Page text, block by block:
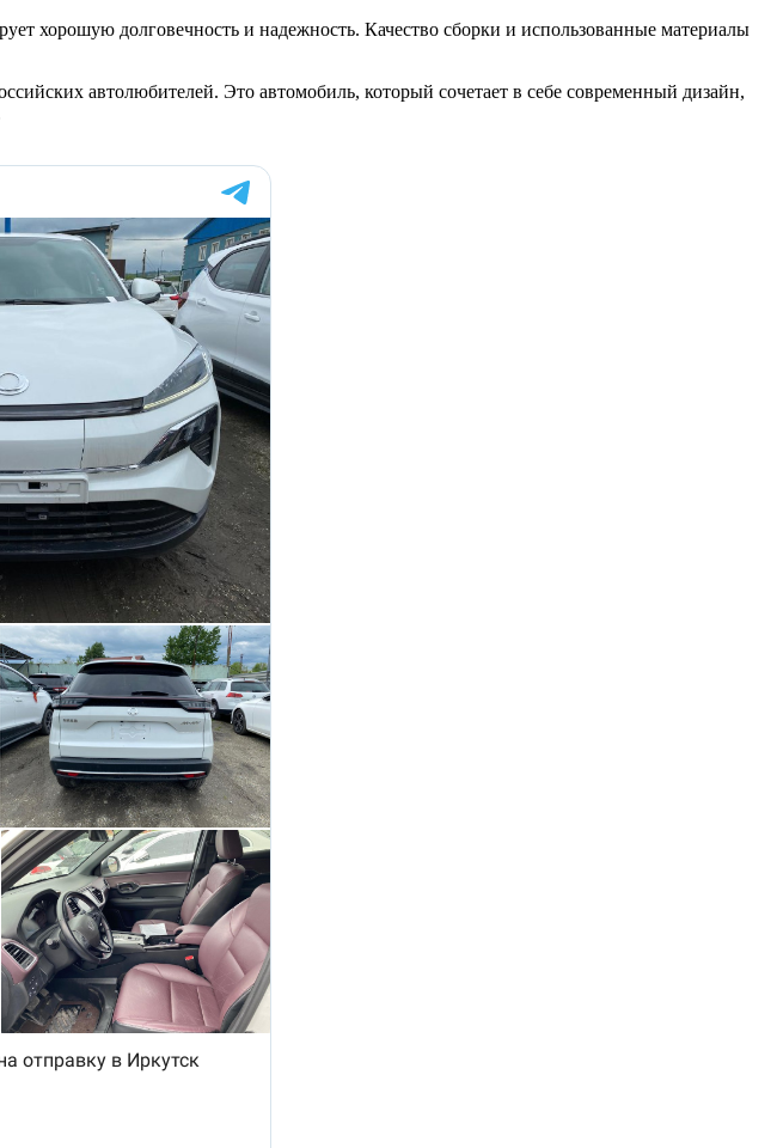
хорошую долговечность и надежность. Качество сборки и использованные материалы
автолюбителей. Это автомобиль, который сочетает в себе современный дизайн,